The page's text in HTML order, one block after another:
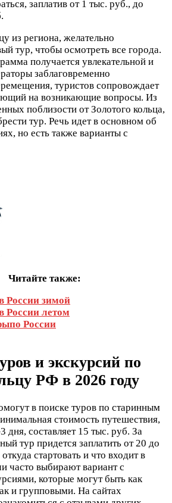
заплатив от 1 тыс. руб., до
из региона, желательно
тур, чтобы осмотреть все города.
получается увлекательной и
заблаговременно
туристов сопровождает
на возникающие вопросы. Из
поблизости от Золотого кольца,
тур. Речь идет в основном об
но есть также варианты с
Читайте также:
России зимой
России летом
России
и экскурсий по
РФ в 2026 году
в поиске туров по старинным
стоимость путешествия,
дня, составляет 15 тыс. руб. За
тур придется заплатить от 20 до
стартовать и что входит в
часто выбирают вариант с
которые могут быть как
и групповыми. На сайтах